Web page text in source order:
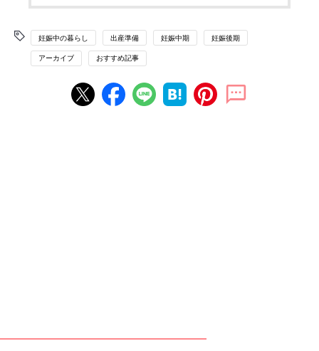
妊娠中の暮らし 出産準備 妊娠中期 妊娠後期
アーカイブ おすすめ記事